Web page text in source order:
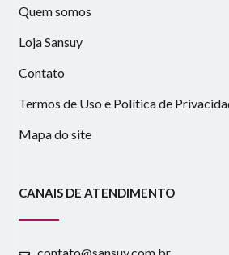
Quem somos
Loja Sansuy
Contato
Termos de Uso e Política de
Mapa do site
CANAIS DE ATENDIMENTO